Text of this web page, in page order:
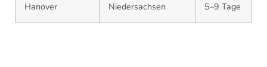
Hanover Niedersachsen 5–9 Tage